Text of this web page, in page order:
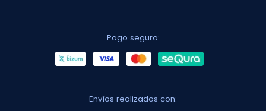
Pago seguro:
Envíos realizados con: